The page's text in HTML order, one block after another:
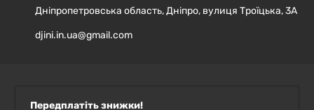
Дніпропетровська область, Дніпро, вулиця Троїцька, 3А
djini.in.ua@gmail.com
Передплатіть знижки!